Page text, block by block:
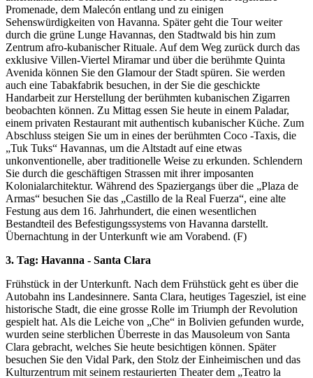
Promenade, dem Malecón entlang und zu einigen
Sehenswürdigkeiten von Havanna. Später geht die Tour weiter
durch die grüne Lunge Havannas, den Stadtwald bis hin zum
Zentrum afro-kubanischer Rituale. Auf dem Weg zurück durch das
exklusive Villen-Viertel Miramar und über die berühmte Quinta
Avenida können Sie den Glamour der Stadt spüren. Sie werden
auch eine Tabakfabrik besuchen, in der Sie die geschickte
Handarbeit zur Herstellung der berühmten kubanischen Zigarren
beobachten können. Zu Mittag essen Sie heute in einem Paladar,
einem privaten Restaurant mit authentisch kubanischer Küche. Zum
Abschluss steigen Sie um in eines der berühmten Coco -Taxis, die
„Tuk Tuks“ Havannas, um die Altstadt auf eine etwas
unkonventionelle, aber traditionelle Weise zu erkunden. Schlendern
Sie durch die geschäftigen Strassen mit ihrer imposanten
Kolonialarchitektur. Während des Spaziergangs über die „Plaza de
Armas“ besuchen Sie das „Castillo de la Real Fuerza“, eine alte
Festung aus dem 16. Jahrhundert, die einen wesentlichen
Bestandteil des Befestigungssystems von Havanna darstellt.
Übernachtung in der Unterkunft wie am Vorabend. (F)
3. Tag: Havanna - Santa Clara
Frühstück in der Unterkunft. Nach dem Frühstück geht es über die
Autobahn ins Landesinnere. Santa Clara, heutiges Tagesziel, ist eine
historische Stadt, die eine grosse Rolle im Triumph der Revolution
gespielt hat. Als die Leiche von „Che“ in Bolivien gefunden wurde,
wurden seine sterblichen Überreste in das Mausoleum von Santa
Clara gebracht, welches Sie heute besichtigen können. Später
besuchen Sie den Vidal Park, den Stolz der Einheimischen und das
Kulturzentrum mit seinem restaurierten Theater dem „Teatro la